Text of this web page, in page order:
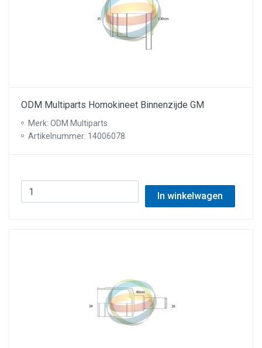
ODM Multiparts Homokineet Binnenzijde GM
Merk: ODM Multiparts
Artikelnummer: 14006078
In winkelwagen